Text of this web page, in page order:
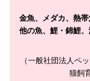
金魚、メダカ、熱
他の魚、鯉・錦鯉、
（一般社団法人ペ
猫飼